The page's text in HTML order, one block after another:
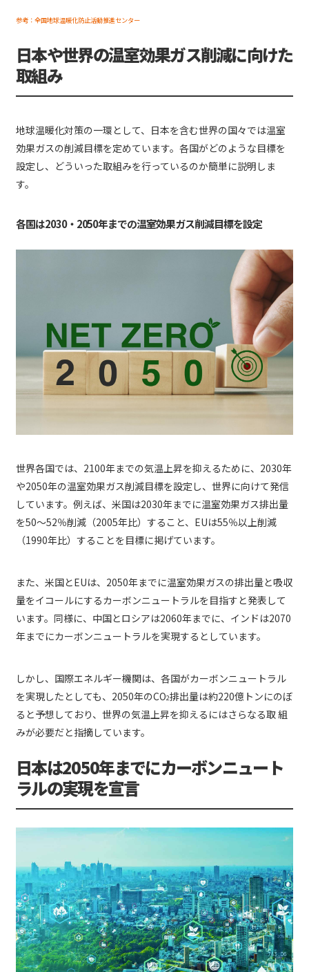
参考：全国地球温暖化防止活動推進センター
日本や世界の温室効果ガス削減に向けた
取組み
地球温暖化対策の一環として、日本を含む世界の国々では温室
効果ガスの削減目標を定めています。各国がどのような目標を
設定し、どういった取組みを行っているのか簡単に説明しま
す。
各国は2030・2050年までの温室効果ガス削減目標を設定
世界各国では、2100年までの気温上昇を抑えるために、2030年
や2050年の温室効果ガス削減目標を設定し、世界に向けて発信
しています。例えば、米国は2030年までに温室効果ガス排出量
を50～52％削減（2005年比）すること、EUは55％以上削減
（1990年比）することを目標に掲げています。
また、米国とEUは、2050年までに温室効果ガスの排出量と吸収
量をイコールにするカーボンニュートラルを目指すと発表して
います。同様に、中国とロシアは2060年までに、インドは2070
年までにカーボンニュートラルを実現するとしています。
しかし、国際エネルギー機関は、各国がカーボンニュートラル
を実現したとしても、2050年のCO2排出量は約220億トンにのぼ
ると予想しており、世界の気温上昇を抑えるにはさらなる取 組
みが必要だと指摘しています。
日本は2050年までにカーボンニュート
ラルの実現を宣言